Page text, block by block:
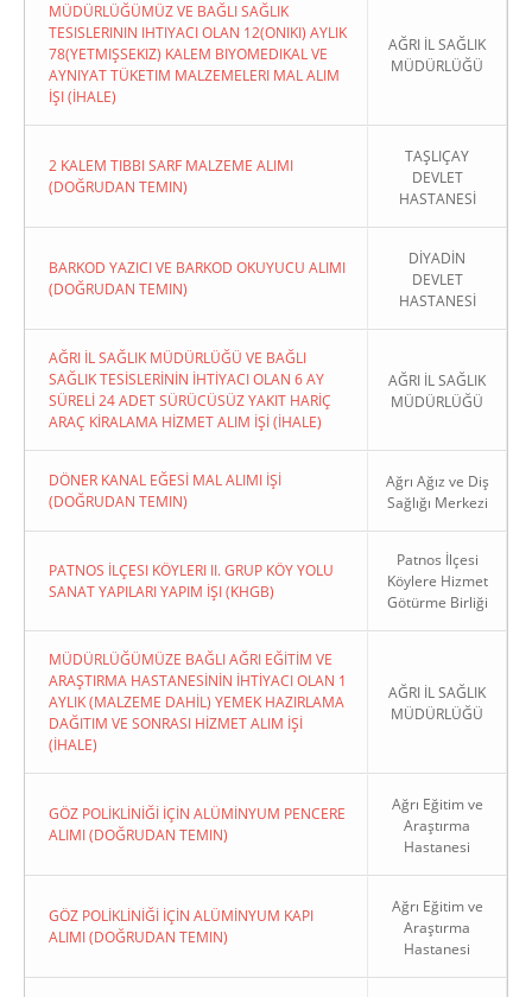
MÜDÜRLÜĞÜMÜZ VE BAĞLI SAĞLIK
TESISLERININ IHTIYACI OLAN 12(ONIKI) AYLIK
78(YETMIŞSEKIZ) KALEM BIYOMEDIKAL VE
AYNIYAT TÜKETIM MALZEMELERI MAL ALIM
İŞI (İHALE)
AĞRI İL SAĞLIK
MÜDÜRLÜĞÜ
2 KALEM TIBBI SARF MALZEME ALIMI
(DOĞRUDAN TEMIN)
TAŞLIÇAY
DEVLET
HASTANESİ
BARKOD YAZICI VE BARKOD OKUYUCU ALIMI
(DOĞRUDAN TEMIN)
DİYADİN
DEVLET
HASTANESİ
AĞRI İL SAĞLIK MÜDÜRLÜĞÜ VE BAĞLI
SAĞLIK TESİSLERİNİN İHTİYACI OLAN 6 AY
SÜRELİ 24 ADET SÜRÜCÜSÜZ YAKIT HARİÇ
ARAÇ KİRALAMA HİZMET ALIM İŞİ (İHALE)
AĞRI İL SAĞLIK
MÜDÜRLÜĞÜ
DÖNER KANAL EĞESİ MAL ALIMI İŞİ
(DOĞRUDAN TEMIN)
Ağrı Ağız ve Diş
Sağlığı Merkezi
PATNOS İLÇESI KÖYLERI II. GRUP KÖY YOLU
SANAT YAPILARI YAPIM İŞI (KHGB)
Patnos İlçesi
Köylere Hizmet
Götürme Birliği
MÜDÜRLÜĞÜMÜZE BAĞLI AĞRI EĞİTİM VE
ARAŞTIRMA HASTANESİNİN İHTİYACI OLAN 1
AYLIK (MALZEME DAHİL) YEMEK HAZIRLAMA
DAĞITIM VE SONRASI HİZMET ALIM İŞİ
(İHALE)
AĞRI İL SAĞLIK
MÜDÜRLÜĞÜ
GÖZ POLİKLİNİĞİ İÇİN ALÜMİNYUM PENCERE
ALIMI (DOĞRUDAN TEMIN)
Ağrı Eğitim ve
Araştırma
Hastanesi
GÖZ POLİKLİNİĞİ İÇİN ALÜMİNYUM KAPI
ALIMI (DOĞRUDAN TEMIN)
Ağrı Eğitim ve
Araştırma
Hastanesi